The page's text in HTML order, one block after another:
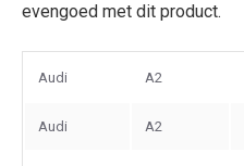
evengoed met dit product.
Audi A2
Audi A2